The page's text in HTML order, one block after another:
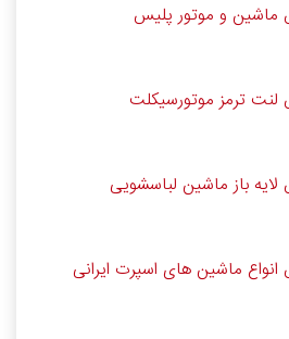
و موتور پلیس
ترمز موتورسیکلت
باز ماشین لباسشویی
ماشین های اسپرت ایرانی